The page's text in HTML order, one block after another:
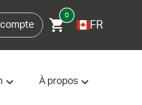
0
FR
À propos